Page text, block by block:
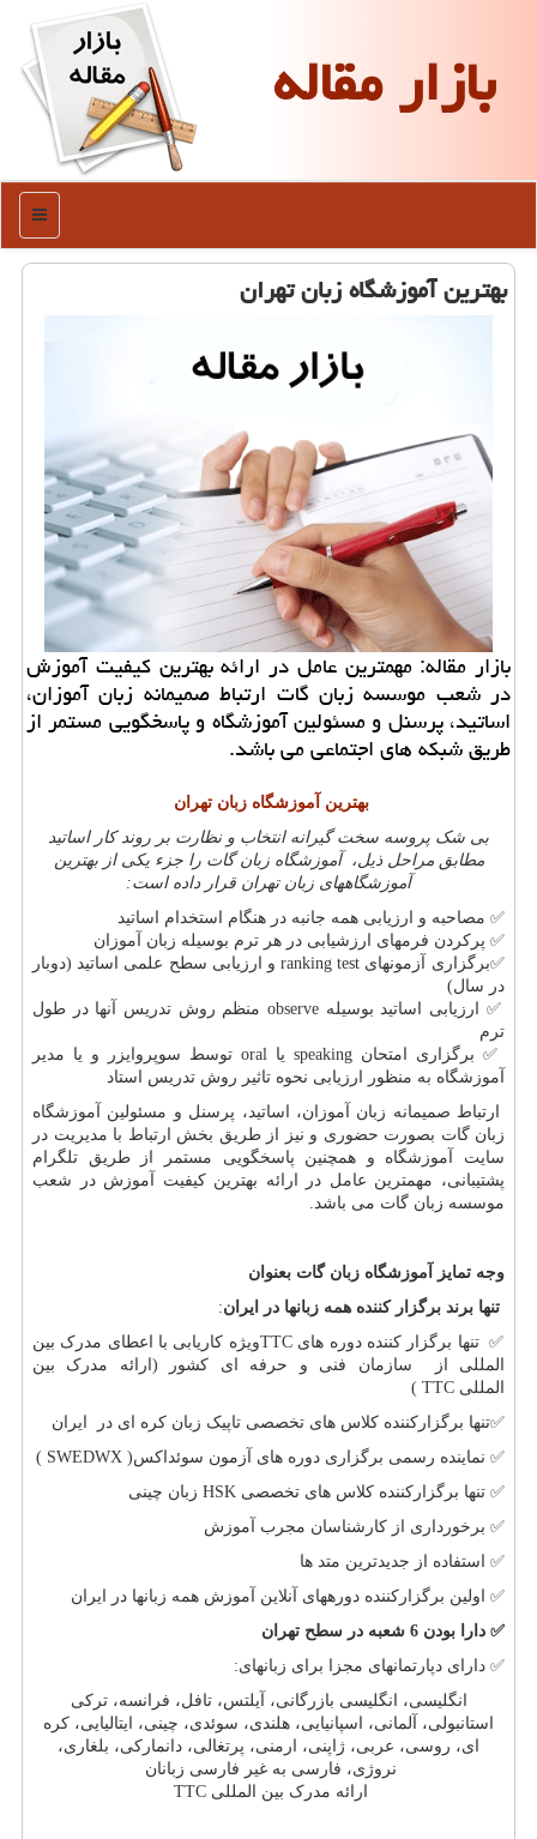
بازار مقاله
منو
بهترین آموزشگاه زبان تهران
بازار مقاله: مهمترین عامل در ارائه بهترین كیفیت آموزش
در شعب موسسه زبان گات ارتباط صمیمانه زبان آموزان،
اساتید، پرسنل و مسئولین آموزشگاه و پاسخگویی مستمر از
طریق شبكه های اجتماعی می باشد.
بهترین آموزشگاه زبان تهران
بی شک پروسه سخت گیرانه انتخاب و نظارت بر روند کار اساتید
مطابق مراحل ذیل، آموزشگاه زبان گات را جزء یکی از بهترین
آموزشگاههای زبان تهران قرار داده است:
✅ مصاحبه و ارزیابی همه جانبه در هنگام استخدام اساتید
✅ پرکردن فرمهای ارزشیابی در هر ترم بوسیله زبان آموزان
✅برگزاری آزمونهای ranking testو ارزیابی سطح علمی اساتید (دوبار
در سال)
✅ ارزیابی اساتید بوسیله observe منظم روش تدریس آنها در طول
ترم
✅ برگزاری امتحان speaking یا oral توسط سوپروایزر و یا مدیر
آموزشگاه به منظور ارزیابی نحوه تاثیر روش تدریس استاد
ارتباط صمیمانه زبان آموزان، اساتید، پرسنل و مسئولین آموزشگاه
زبان گات بصورت حضوری و نیز از طریق بخش ارتباط با مدیریت در
سایت آموزشگاه و همچنین پاسخگویی مستمر از طریق تلگرام
پشتیبانی، مهمترین عامل در ارائه بهترین کیفیت آموزش در شعب
موسسه زبان گات می باشد.
وجه تمایز آموزشگاه زبان گات بعنوان
تنها برند برگزار کننده همه زبانها در ایران:
✅تنها برگزار کننده دوره های TTCویژه کاریابی با اعطای مدرک بین
المللی از سازمان فنی و حرفه ای کشور (ارائه مدرک بین
المللی TTC
)
✅تنها برگزارکننده کلاس های تخصصی تاپیک زبان کره ای در ایران
✅ نماینده رسمی برگزاری دوره های آزمون سوئداکس( SWEDWX
)
✅ تنها برگزارکننده کلاس های تخصصی HSK زبان چینی
✅ برخورداری از کارشناسان مجرب آموزش
✅ استفاده از جدیدترین متد ها
✅ اولین برگزارکننده دوره­های آنلاین آموزش همه زبانها در ایران
✅ دارا بودن 6 شعبه در سطح تهران
✅ دارای دپارتمانهای مجزا برای زبانهای:
انگلیسی، انگلیسی بازرگانی، آیلتس، تافل، فرانسه، ترکی
استانبولی، آلمانی، اسپانیایی، هلندی، سوئدی، چینی، ایتالیایی، کره
ای، روسی، عربی، ژاپنی، ارمنی، پرتغالی، دانمارکی، بلغاری،
نروژی، فارسی به غیر فارسی زبانان
ارائه مدرک بین المللی TTC